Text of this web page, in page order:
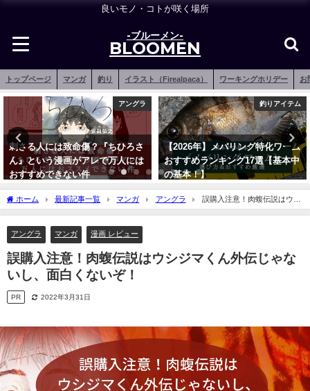
良いモノ・コトが咲く場所
-ブルーメン-
BLOOMEN
トップページ マンガ 釣り イラスト（Firealpaca） ワーキングホリデー お
アングラ
刺さる人には致命傷？『ちひろさ
ん』という漫画がアレで万人には
おすすめできない件
釣りアイテム
【2026年】メバリング特化ワーム
おすすめランキング17選【基本中
の基本！】
ホーム 最新記事一覧 マンガ アングラ
誤購入注意！肉蝮伝説はウシ
ジマくん外伝じゃないし、面白くないぞ！
アングラ マンガ 漫画 レビュー
誤購入注意！肉蝮伝説はウシジマくん外伝じゃな
いし、面白くないぞ！
PR 2022年3月31日